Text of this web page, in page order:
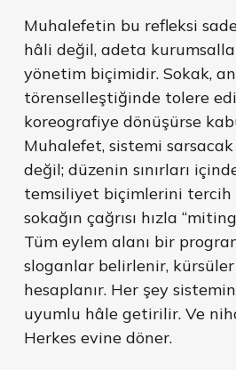
Muhalefetin bu refleksi
hâli değil, adeta
yönetim biçimidir. Sokak,
törenselleştiğinde tolere
koreografiye dönüşürse
Muhalefet, sistemi
değil; düzenin sınırları
temsiliyet biçimlerini tercih
sokağın çağrısı hızla
Tüm eylem alanı bir
sloganlar belirlenir,
hesaplanır. Her şey
uyumlu hâle getirilir. Ve
Herkes evine döner.